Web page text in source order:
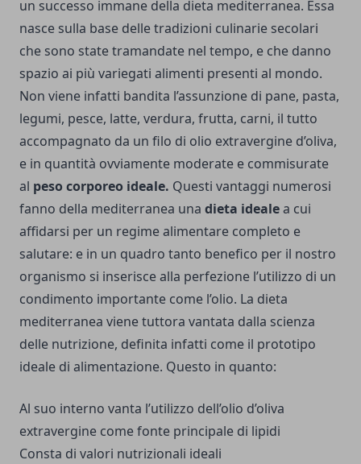
un successo immane della dieta mediterranea. Essa
nasce sulla base delle tradizioni culinarie secolari
che sono state tramandate nel tempo, e che danno
spazio ai più variegati alimenti presenti al mondo.
Non viene infatti bandita l’assunzione di pane, pasta,
legumi, pesce, latte, verdura, frutta, carni, il tutto
accompagnato da un filo di olio extravergine d’oliva,
e in quantità ovviamente moderate e commisurate
al peso corporeo ideale. Questi vantaggi numerosi
fanno della mediterranea una dieta idealea cui
affidarsi per un regime alimentare completo e
salutare: e in un quadro tanto benefico per il nostro
organismo si inserisce alla perfezione l’utilizzo di un
condimento importante come l’olio. La dieta
mediterranea viene tuttora vantata dalla scienza
delle nutrizione, definita infatti come il prototipo
ideale di alimentazione. Questo in quanto:
Al suo interno vanta l’utilizzo dell’olio d’oliva
extravergine come fonte principale di lipidi
Consta di valori nutrizionali ideali